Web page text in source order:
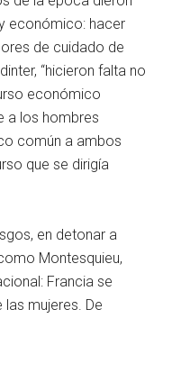
económico: hacer
de cuidado de
“hicieron falta no
económico
a los hombres
común a ambos
que se dirigía
en detonar a
Montesquieu,
Francia se
mujeres. De